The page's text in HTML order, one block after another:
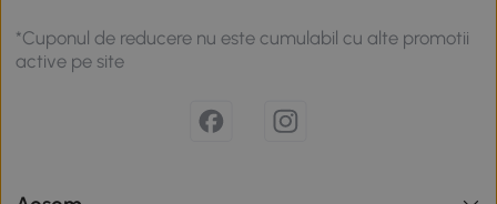
*Cuponul de reducere nu este cumulabil cu alte promotii
active pe site